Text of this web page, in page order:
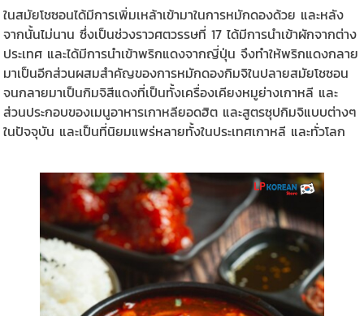
ในสมัยโชซอนได้มีการเพิ่มเหล้าเข้ามาในการหมักดองด้วย และหลัง
จากนั้นไม่นาน ซึ่งเป็นช่วงราวศตวรรษที่ 17 ได้มีการนำเข้าผักจากต่าง
ประเทศ และได้มีการนำเข้าพริกแดงจากญี่ปุ่น จึงทำให้พริกแดงกลาย
มาเป็นอีกส่วนผสมสำคัญของการหมักดองกิมจิในปลายสมัยโชซอน
จนกลายมาเป็นกิมจิสีแดงที่เป็นทั้งเครื่องเคียงหมูย่างเกาหลี และ
ส่วนประกอบของเมนูอาหารเกาหลียอดฮิต และสูตรซุปกิมจิแบบต่างๆ
ในปัจจุบัน และเป็นที่นิยมแพร่หลายทั้งในประเทศเกาหลี และทั่วโลก